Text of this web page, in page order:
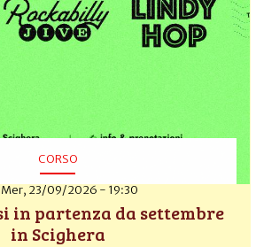
CORSO
Mer, 23/09/2026 - 19:30
in partenza da settembre
in Scighera